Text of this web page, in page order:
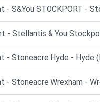
- S&You STOCKPORT -
- Stellantis & You
- Stoneacre Hyde - Hyde
- Stoneacre Wrexham -